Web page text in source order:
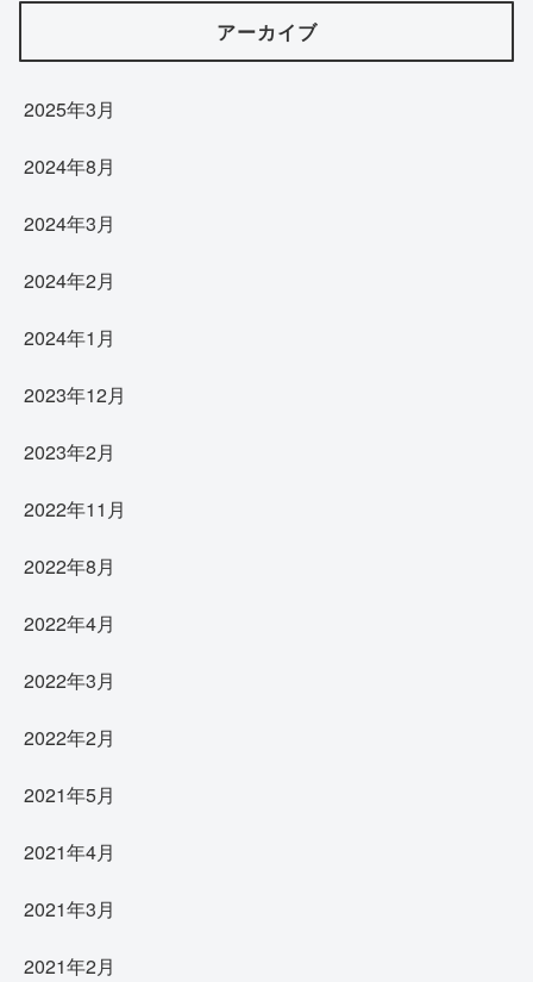
アーカイブ
2025年3月
2024年8月
2024年3月
2024年2月
2024年1月
2023年12月
2023年2月
2022年11月
2022年8月
2022年4月
2022年3月
2022年2月
2021年5月
2021年4月
2021年3月
2021年2月